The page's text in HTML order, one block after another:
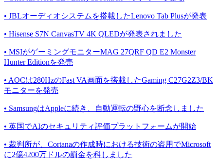
• JBLオーディオシステムを搭載したLenovo Tab Plusが発表
• Hisense S7N CanvasTV 4K QLEDが発表されました
• MSIがゲーミングモニターMAG 27QRF QD E2 Monster
Hunter Editionを発売
• AOCは280HzのFast VA画面を搭載したGaming C27G2Z3/BK
モニターを発売
• SamsungはAppleに続き、自動運転の野心を断念しました
• 英国でAIのセキュリティ評価プラットフォームが開始
• 裁判所が、Cortanaの作成時における技術の盗用でMicrosoft
に2億4200万ドルの罰金を科しました